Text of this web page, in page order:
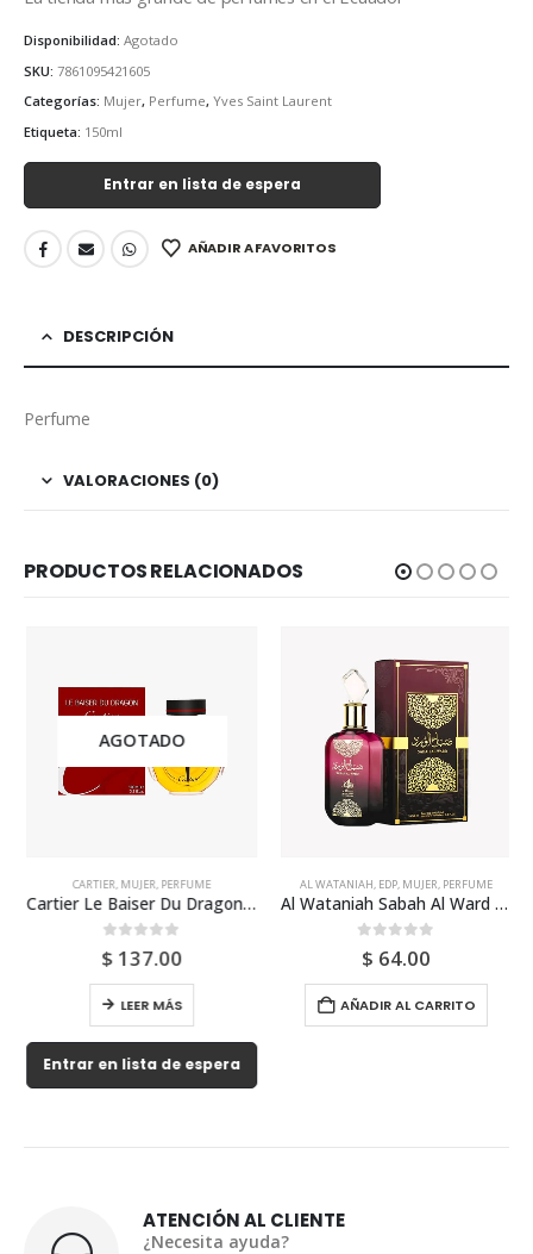
Disponibilidad: Agotado
SKU: 7861095421605
Categorías: Mujer, Perfume, Yves Saint Laurent
Etiqueta: 150ml
Entrar en lista de espera
AÑADIR A FAVORITOS
DESCRIPCIÓN
Perfume
VALORACIONES (0)
PRODUCTOS RELACIONADOS
AGOTADO
CARTIER, MUJER, PERFUME
Cartier Le Baiser Du Dragon 100ml Para Mujer
0 out of 5
$137.00
LEER MÁS
Entrar en lista de espera
AL WATANIAH, EDP, MUJER, PERFUME
Al Wataniah Sabah Al Ward Edp 100ml Para Mujer
out of 5
$64.00
AÑADIR AL CARRITO
ATENCIÓN AL CLIENTE
¿Necesita ayuda?